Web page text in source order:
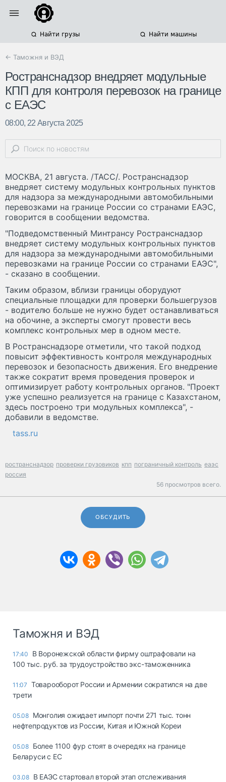
Найти грузы Найти машины
← Таможня и ВЭД
Ространснадзор внедряет модульные
КПП для контроля перевозок на границе
с ЕАЭС
08:00, 22 Августа 2025
МОСКВА, 21 августа. /ТАСС/. Ространснадзор
внедряет систему модульных контрольных пунктов
для надзора за международными автомобильными
перевозками на границе России со странами ЕАЭС,
говорится в сообщении ведомства.
"Подведомственный Минтрансу Ространснадзор
внедряет систему модульных контрольных пунктов
для надзора за международными автомобильными
перевозками на границе России со странами ЕАЭС",
- сказано в сообщении.
Таким образом, вблизи границы оборудуют
специальные площадки для проверки большегрузов
- водителю больше не нужно будет останавливаться
на обочине, а эксперты смогут провести весь
комплекс контрольных мер в одном месте.
В Ространснадзоре отметили, что такой подход
повысит эффективность контроля международных
перевозок и безопасность движения. Его внедрение
также сократит время проведения проверок и
оптимизирует работу контрольных органов. "Проект
уже успешно реализуется на границе с Казахстаном,
здесь построено три модульных комплекса", -
добавили в ведомстве.
tass.ru
ространснадзор проверки грузовиков кпп пограничный контроль еаэс
россия
56 просмотров всего.
ОБСУДИТЬ
Таможня и ВЭД
17:40
В Воронежской области фирму оштрафовали на
100 тыс. руб. за трудоустройство экс-таможенника
11:07 Товарооборот России и Армении сократился на две
трети
05.08 Монголия ожидает импорт почти 271 тыс. тонн
нефтепродуктов из России, Китая и Южной Кореи
05.08 Более 1100 фур стоят в очередях на границе
Беларуси с ЕС
03.08 В ЕАЭС стартовал второй этап отслеживания